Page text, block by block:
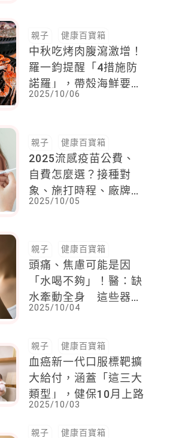
親子 健康百寶箱
中秋吃烤肉腹瀉激增！
羅一鈞提醒「4措施防
諾羅」，帶殼海鮮要一
定要烤熟
2025/10/06
親子 健康百寶箱
2025流感疫苗公費、
自費怎麼選？接種對
象、施打時程、廠牌與
副作用解析
2025/10/05
親子 健康百寶箱
頭痛、焦慮可能是因
「水喝不夠」！醫：缺
水牽動全身 這些器官
都受影響
2025/10/04
親子 健康百寶箱
血癌新一代口服標靶擴
大給付，涵蓋「這三大
類型」，健保10月上路
2025/10/03
親子 健康百寶箱